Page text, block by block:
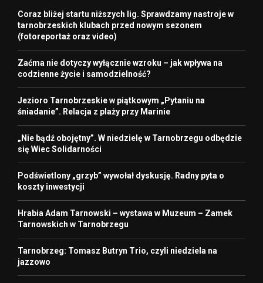
Coraz bliżej startu niższych lig. Sprawdzamy nastroje w
tarnobrzeskich klubach przed nowym sezonem
(fotoreportaż oraz video)
Zaćma nie dotyczy wyłącznie wzroku – jak wpływa na
codzienne życie i samodzielność?
Jezioro Tarnobrzeskie w piątkowym „Pytaniu na
śniadanie”. Relacja z plaży przy Marinie
„Nie bądź obojętny”. W niedzielę w Tarnobrzegu odbędzie
się Wiec Solidarności
Podświetlony „grzyb” wywołał dyskusję. Radny pyta o
koszty inwestycji
Hrabia Adam Tarnowski – wystawa w Muzeum – Zamek
Tarnowskich w Tarnobrzegu
Tarnobrzeg: Tomasz Butryn Trio, czyli niedziela na
jazzowo